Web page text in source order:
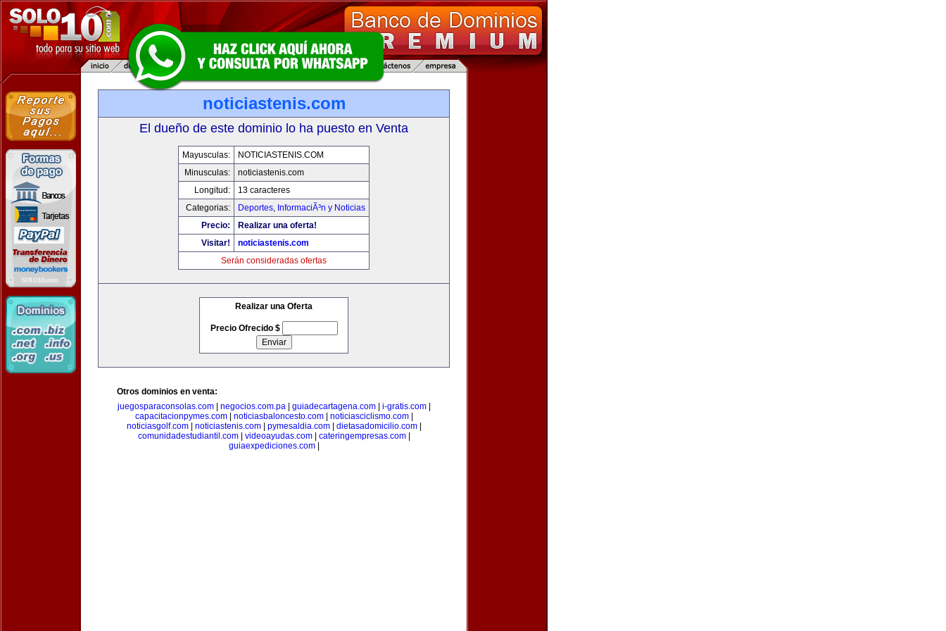
noticiastenis.com
El dueño de este dominio lo ha puesto en Venta
Mayusculas:
NOTICIASTENIS.COM
Minusculas:
noticiastenis.com
Longitud:
13 caracteres
Categorias:
Deportes, InformaciÃ³n y Noticias
Precio:
Realizar una oferta!
Visitar!
noticiastenis.com
Serán consideradas ofertas
Realizar una Oferta
Precio Ofrecido $
Otros dominios en venta:
juegosparaconsolas.com| negocios.com.pa| guiadecartagena.com| i-gratis.com|
capacitacionpymes.com| noticiasbaloncesto.com| noticiasciclismo.com|
noticiasgolf.com| noticiastenis.com| pymesaldia.com| dietasadomicilio.com|
comunidadestudiantil.com| videoayudas.com| cateringempresas.com|
guiaexpediciones.com|